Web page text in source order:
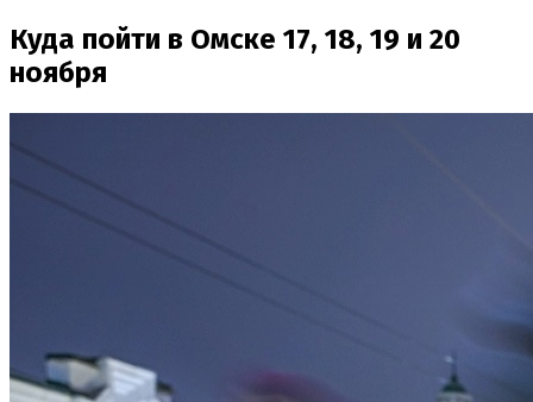
Куда пойти в Омске 17, 18, 19 и 20
ноября